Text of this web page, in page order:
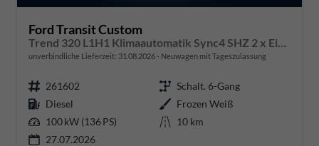
Ford Transit Custom
Trend 320 L1H1 Klimaautomatik Sync4 SHZ 2 x Einparkhilfe Kamera 5JG
unverbindliche Lieferzeit: 31.08.2026 Neuwagen mit Tageszulassung
261602
Schalt. 6-Gang
Diesel
Frozen Weiß
100 kW (136 PS)
10 km
27.07.2026